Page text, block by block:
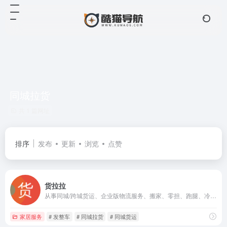
排序 发布 更新 浏览 点赞
货拉拉
家居服务 # 发整车 # 同城拉货 # 同城货运